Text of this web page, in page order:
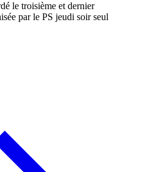
le troisième et dernier
par le PS jeudi soir seul